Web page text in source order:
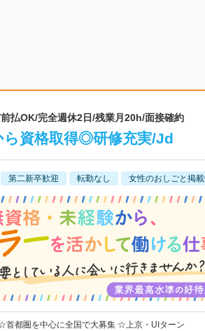
払OK/完全週休2日/残業月20h/面接確約
ら資格取得◎研修充実/Jd
第二新卒歓迎 転勤なし 女性のおしごと掲
都圏を中心に全国で大募集 ☆上京・UIターン